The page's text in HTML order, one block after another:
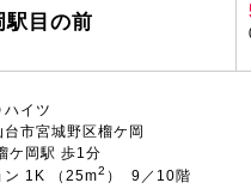
駅目の前
ハイツ
台市宮城野区榴ケ岡
ケ岡駅 歩1分
ン 1K （25m2 ） 9／10階